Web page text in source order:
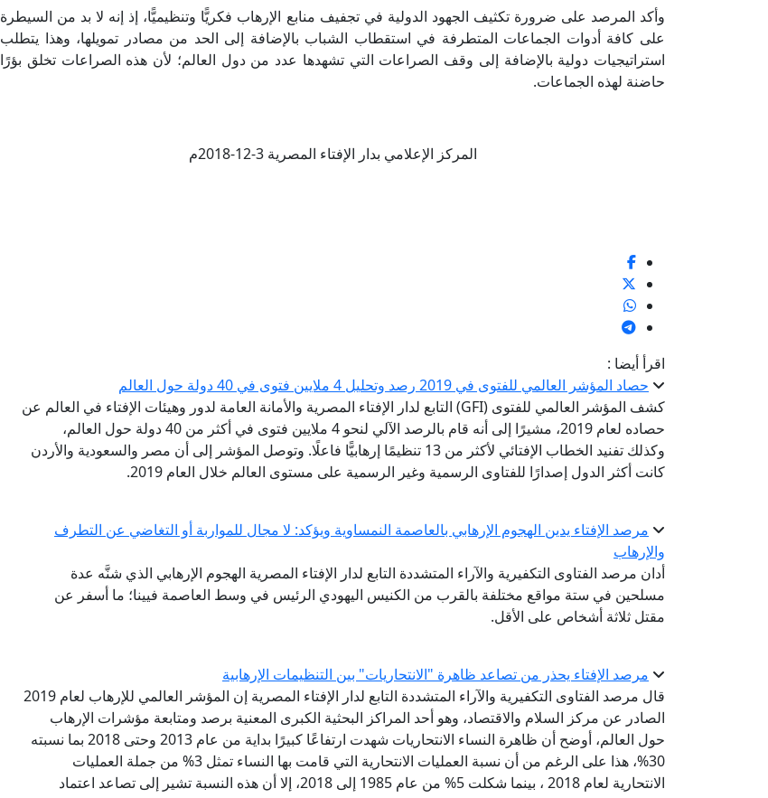
وأكد المرصد على ضرورة تكثيف الجهود الدولية في تجفيف منابع الإرهاب فكريًّا وتنظيميًّا، إذ إنه لا بد من السيطرة
على كافة أدوات الجماعات المتطرفة في استقطاب الشباب بالإضافة إلى الحد من مصادر تمويلها، وهذا يتطلب
استراتيجيات دولية بالإضافة إلى وقف الصراعات التي تشهدها عدد من دول العالم؛ لأن هذه الصراعات تخلق بؤرًا
حاضنة لهذه الجماعات.
المركز الإعلامي بدار الإفتاء المصرية 3-12-2018م
اقرأ أيضا :
حصاد المؤشر العالمي للفتوى في 2019 رصد وتحليل 4 ملايين فتوى في 40 دولة حول العالم
كشف المؤشر العالمي للفتوى (GFI) التابع لدار الإفتاء المصرية والأمانة العامة لدور وهيئات الإفتاء في العالم عن
حصاده لعام 2019، مشيرًا إلى أنه قام بالرصد الآلي لنحو 4 ملايين فتوى في أكثر من 40 دولة حول العالم،
وكذلك تفنيد الخطاب الإفتائي لأكثر من 13 تنظيمًا إرهابيًّا فاعلًا. وتوصل المؤشر إلى أن مصر والسعودية والأردن
كانت أكثر الدول إصدارًا للفتاوى الرسمية وغير الرسمية على مستوى العالم خلال العام 2019.
مرصد الإفتاء يدين الهجوم الإرهابي بالعاصمة النمساوية ويؤكد: لا مجال للمواربة أو التغاضي عن التطرف
والإرهاب
أدان مرصد الفتاوى التكفيرية والآراء المتشددة التابع لدار الإفتاء المصرية الهجوم الإرهابي الذي شنَّه عدة
مسلحين في ستة مواقع مختلفة بالقرب من الكنيس اليهودي الرئيس في وسط العاصمة فيينا؛ ما أسفر عن
مقتل ثلاثة أشخاص على الأقل.
مرصد الإفتاء يحذر من تصاعد ظاهرة "الانتحاريات" بين التنظيمات الإرهابية
قال مرصد الفتاوى التكفيرية والآراء المتشددة التابع لدار الإفتاء المصرية إن المؤشر العالمي للإرهاب لعام 2019
الصادر عن مركز السلام والاقتصاد، وهو أحد المراكز البحثية الكبرى المعنية برصد ومتابعة مؤشرات الإرهاب
حول العالم، أوضح أن ظاهرة النساء الانتحاريات شهدت ارتفاعًا كبيرًا بداية من عام 2013 وحتى 2018 بما نسبته
30%، هذا على الرغم من أن نسبة العمليات الانتحارية التي قامت بها النساء تمثل 3% من جملة العمليات
الانتحارية لعام 2018 ، بينما شكلت 5% من عام 1985 إلى 2018، إلا أن هذه النسبة تشير إلى تصاعد اعتماد